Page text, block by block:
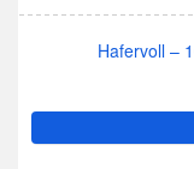
Hafervoll –